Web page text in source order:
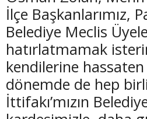
İlçe Başkanlarımız,
Belediye Meclis
hatırlatmamak
kendilerine
dönemde de hep
İttifakı’mızın